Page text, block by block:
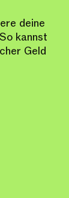
deine
kannst
Geld